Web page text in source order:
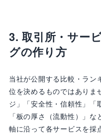
3. 取引所・サー
グの作り方
当社が公開する比較・ラン
位を決めるものではありま
ジ」「安全性・信頼性」「
「板の厚さ（流動性）」
軸に沿って各サービスを採